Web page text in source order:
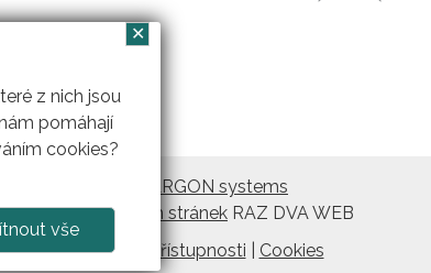
ARGON systems
Tvorba webových stránek RAZ DVA WEB
Prohlášení o přístupnosti
Cookies
z nich jsou
pomáhají
cookies?
vše
✕